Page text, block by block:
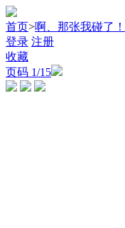
首页>啊、那张我碰了！
登录 注册
收藏
页码 1/15